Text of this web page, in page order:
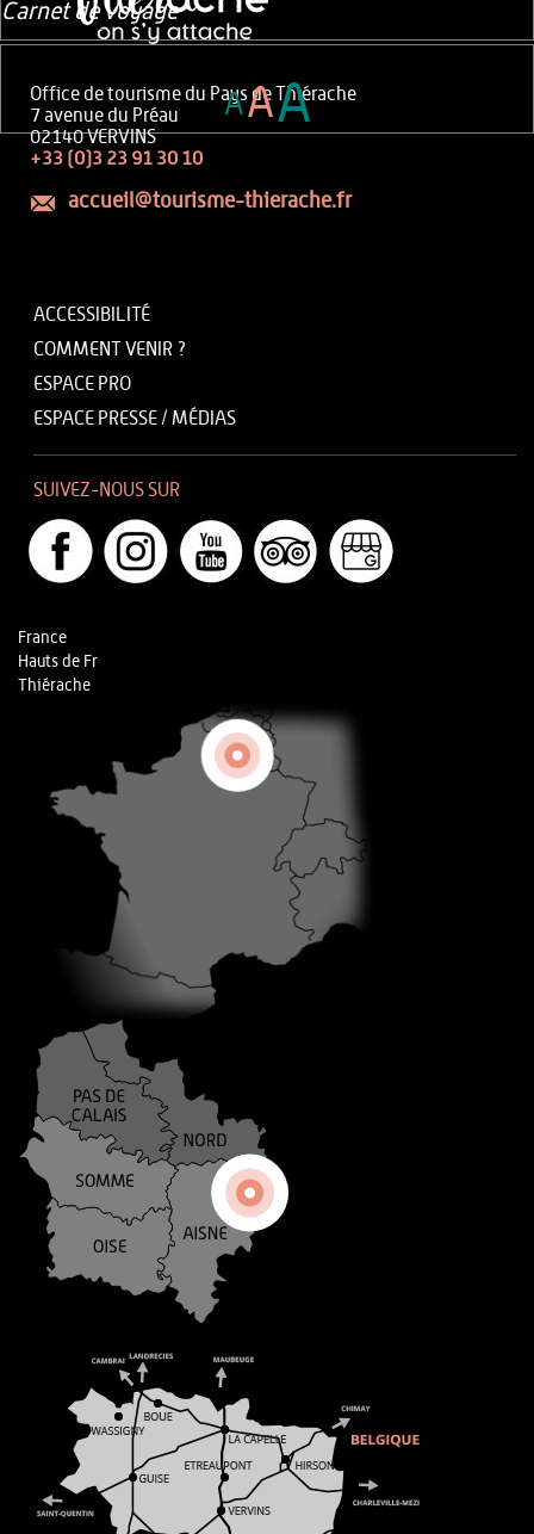
Office de tourisme du Pays de Thiérache
7 avenue du Préau
02140 VERVINS
+33 (0)3 23 91 30 10
accueil@tourisme-thierache.fr
ACCESSIBILITÉ
COMMENT VENIR ?
ESPACE PRO
ESPACE PRESSE / MÉDIAS
SUIVEZ-NOUS SUR
France
Hauts de Fr
Thiérache
Carnet de voyage
AAA